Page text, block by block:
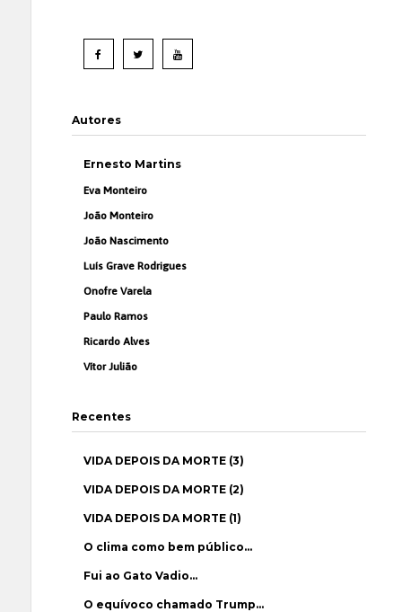
Autores
Ernesto Martins
Eva Monteiro
João Monteiro
João Nascimento
Luís Grave Rodrigues
Onofre Varela
Paulo Ramos
Ricardo Alves
Vítor Julião
Recentes
VIDA DEPOIS DA MORTE (3)
VIDA DEPOIS DA MORTE (2)
VIDA DEPOIS DA MORTE (1)
O clima como bem público…
Fui ao Gato Vadio…
O equívoco chamado Trump…